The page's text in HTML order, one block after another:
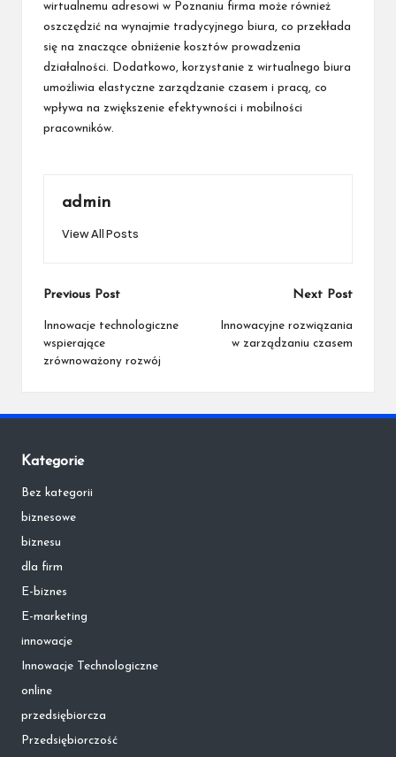
wirtualnemu adresowi w Poznaniu firma może również
oszczędzić na wynajmie tradycyjnego biura, co przekłada
się na znaczące obniżenie kosztów prowadzenia
działalności. Dodatkowo, korzystanie z wirtualnego biura
umożliwia elastyczne zarządzanie czasem i pracą, co
wpływa na zwiększenie efektywności i mobilności
pracowników.
admin
View All Posts
Post
navigation
Previous Post
Innowacje technologiczne
wspierające
zrównoważony rozwój
Next Post
Innowacyjne rozwiązania
w zarządzaniu czasem
Kategorie
Bez kategorii
biznesowe
biznesu
dla firm
E-biznes
E-marketing
innowacje
Innowacje Technologiczne
online
przedsiębiorcza
Przedsiębiorczość